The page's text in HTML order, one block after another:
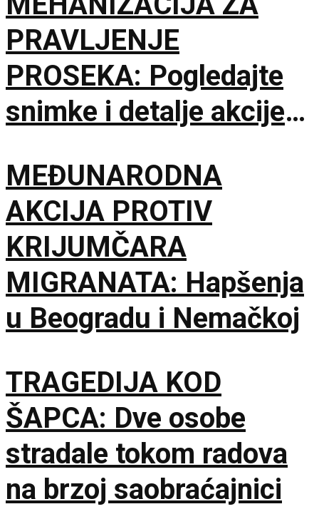
PRAVLJENJE
PROSEKA: Pogledajte
snimke i detalje akcije
peščari
MEĐUNARODNA
AKCIJA PROTIV
KRIJUMČARA
MIGRANATA: Hapšenja
u Beogradu i Nemačkoj
TRAGEDIJA KOD
ŠAPCA: Dve osobe
stradale tokom radova
na brzoj saobraćajnici